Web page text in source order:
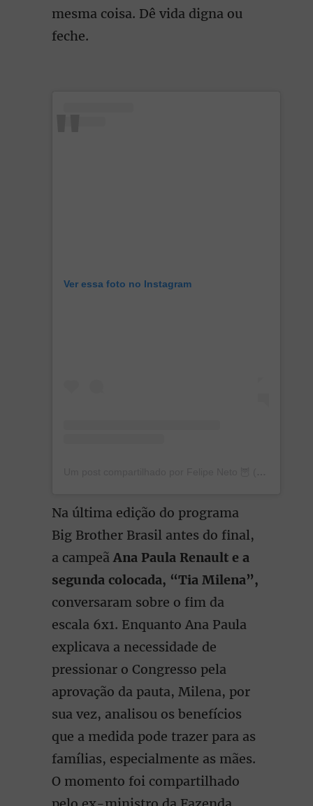
mesma coisa. Dê vida digna ou
feche.
Ver essa foto no Instagram
Na última edição do programa
Big Brother Brasil antes do final,
a campeãAna Paula Renault e a
segunda colocada, “Tia Milena”,
conversaram sobre o fim da
escala 6x1. Enquanto Ana Paula
explicava a necessidade de
pressionar o Congresso pela
aprovação da pauta, Milena, por
sua vez, analisou os benefícios
que a medida pode trazer para as
famílias, especialmente as mães.
O momento foi compartilhado